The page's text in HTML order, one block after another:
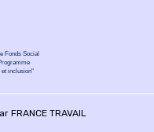
Fonds Social
et inclusion"
TRAVAIL